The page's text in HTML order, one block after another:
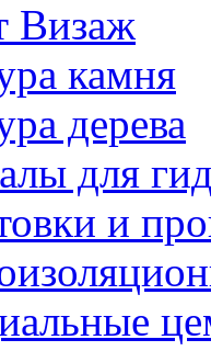
Визаж
камня
дерева
для
и